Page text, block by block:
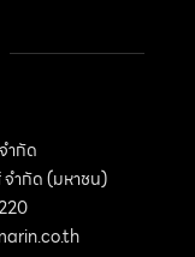
วามประดิษฐ์ แข็ง
รมชาติ ด้วยทิศ
บาย ผู้ออกแบบจึง
งบ้าน เพื่อให้
กาศโดยรอบ
ำกัด
จำกัด (มหาชน)